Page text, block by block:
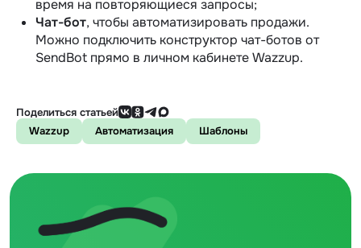
время на повторяющиеся запросы;
Чат-бот, чтобы автоматизировать продажи.
Можно подключить конструктор чат-ботов от
SendBot прямо в личном кабинете Wazzup.
Поделиться статьей
Wazzup
Автоматизация Шаблоны